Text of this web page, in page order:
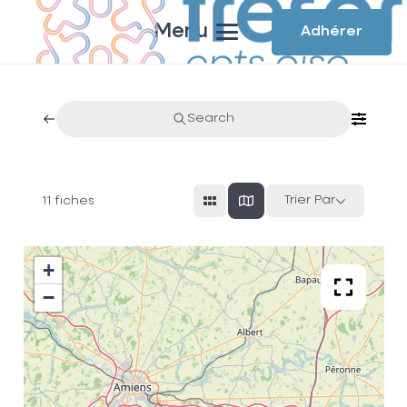
Menu Adhérer
Search
11 fiches Trier Par
+
−